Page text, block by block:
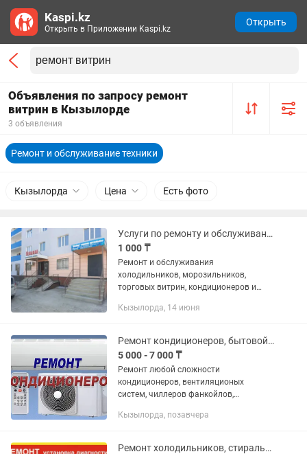
Объявления по запросу ремонт
витрин в Кызылорде
3 объявления
Ремонт и обслуживание техники
Кызылорда Цена Есть фото
Услуги по ремонту и обслуживанию холодильников и морозильников.
1 000 ₸
Ремонт и обслуживания
холодильников, морозильников,
торговых витрин, кондиционеров и
продажа комплектующих к
месяца. Адрес...
Кызылорда, 14 июня
Ремонт кондиционеров, бытовой техники, и промышленной
5 000 - 7 000 ₸
Ремонт любой сложности
кондиционеров, вентиляционых
систем, чиллеров фанкойлов,
столового оборудования. - Заправка
Профилактика мойка...
Кызылорда, позавчера
Ремонт холодильников, стиральных машин,кондиционеров
Kaspi.kz
Открыть в Приложении Kaspi.kz
Открыть